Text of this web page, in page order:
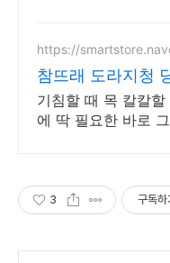
https://
참
기침할 때 목 칼칼할 때 감기기운
에 딱 필요한 바로
3 구독하